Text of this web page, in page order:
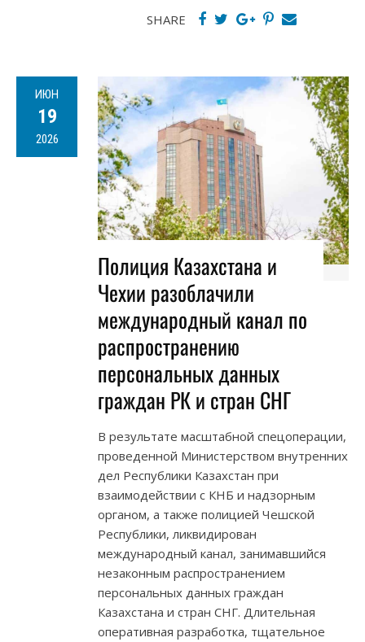
SHARE
ИЮН
19
2026
Полиция Казахстана и
Чехии разоблачили
международный канал по
распространению
персональных данных
граждан РК и стран СНГ
В результате масштабной спецоперации,
проведенной Министерством внутренних
дел Республики Казахстан при
взаимодействии с КНБ и надзорным
органом, а также полицией Чешской
Республики, ликвидирован
международный канал, занимавшийся
незаконным распространением
персональных данных граждан
Казахстана и стран СНГ. Длительная
оперативная разработка, тщательное